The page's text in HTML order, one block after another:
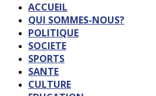
ACCUEIL
QUI SOMMES-NOUS?
POLITIQUE
SOCIETE
SPORTS
SANTE
CULTURE